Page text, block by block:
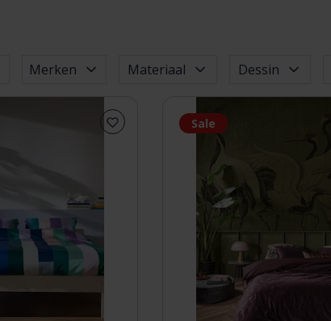
Merken Materiaal Dessin
Sale